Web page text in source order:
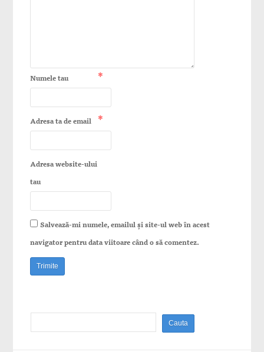
Numele tau *
Adresa ta de email *
Adresa website-ului
tau
Salvează-mi numele, emailul și site-ul web în acest
navigator pentru data viitoare când o să comentez.